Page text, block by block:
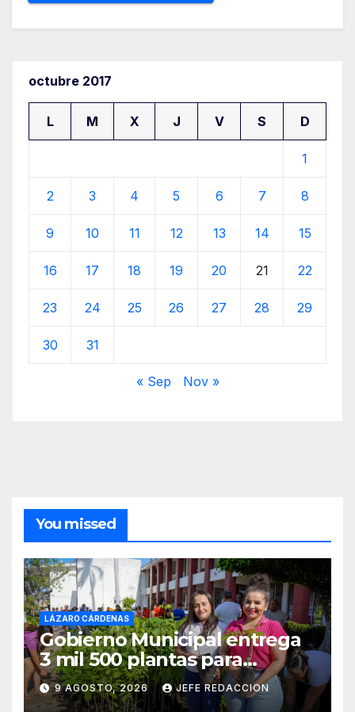
octubre 2017
L M X J V S D
1
2 3 4 5 6 7 8
9 10 11 12 13 14 15
16 17 18 19 20 21 22
23 24 25 26 27 28 29
30 31
« Sep Nov »
You missed
LÁZARO CÁRDENAS
Gobierno Municipal entrega
3 mil 500 plantas para
sumarse a la Jornada
Nacional de Reforestación
9 AGOSTO, 2026 JEFE REDACCION